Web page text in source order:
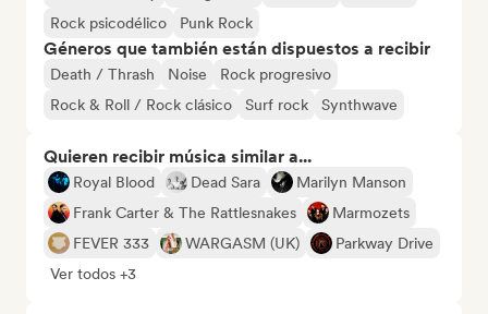
Rock psicodélico
Punk Rock
Géneros que también están dispuestos a recibir
Death / Thrash Noise
Rock progresivo
Rock & Roll / Rock clásico
Surf rock Synthwave
Quieren recibir música similar a...
Royal Blood Dead Sara
Marilyn Manson
Frank Carter & The Rattlesnakes
Marmozets
FEVER 333
WARGASM (UK)
Parkway Drive
Ver todos +3